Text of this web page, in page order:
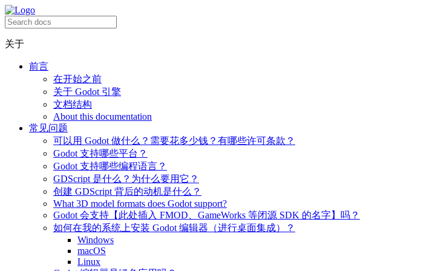
关于
前言
在开始之前
关于 Godot 引擎
文档结构
About this documentation
常见问题
可以用 Godot 做什么？需要花多少钱？有哪些许可条款？
Godot 支持哪些平台？
Godot 支持哪些编程语言？
GDScript 是什么？为什么要用它？
创建 GDScript 背后的动机是什么？
What 3D model formats does Godot support?
Godot 会支持【此处插入 FMOD、GameWorks 等闭源 SDK 的名字】吗？
如何在我的系统上安装 Godot 编辑器（进行桌面集成）？
Windows
macOS
Linux